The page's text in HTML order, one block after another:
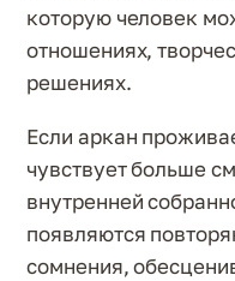
которую человек
отношениях,
решениях.
Если аркан
чувствует больше
внутренней
появляются
сомнения,